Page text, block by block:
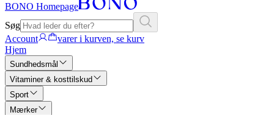
BONO Homepage
Søg
Account
varer i kurven, se kurv
Hjem
Sundhedsmål
Vitaminer & kosttilskud
Sport
Mærker